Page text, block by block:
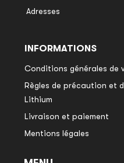
Adresses
INFORMATIONS
Conditions générales de
Règles de précaution et
Lithium
Livraison et paiement
Mentions légales